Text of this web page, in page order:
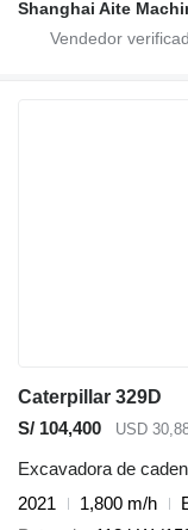
Shanghai Aite
Caterpillar 329D
S/ 104,400
USD
Excavadora de
2021
1,800 m/h